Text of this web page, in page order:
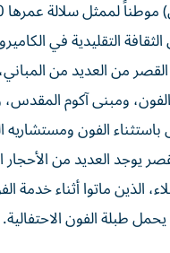
التقليدية في
من العديد من
ومبنى آكوم
الفون ومستشاريه
يوجد العديد من الأحجار
الذين ماتوا أثناء خدمة
طبلة الفون الاحتفالية.